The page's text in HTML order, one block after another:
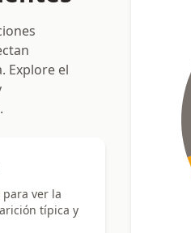
Explore el
ver la
típica y